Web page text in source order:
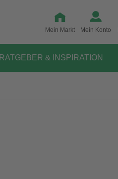
Mein Markt Mein Konto
RATGEBER & INSPIRATION